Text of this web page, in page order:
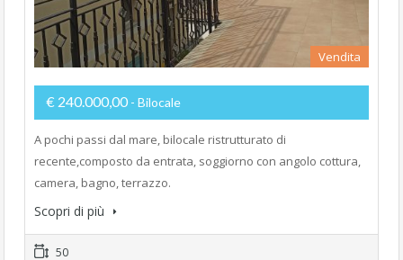
Vendita
€ 240.000,00 - Bilocale
A pochi passi dal mare, bilocale ristrutturato di
recente,composto da entrata, soggiorno con angolo cottura,
camera, bagno, terrazzo.
Scopri di più
50